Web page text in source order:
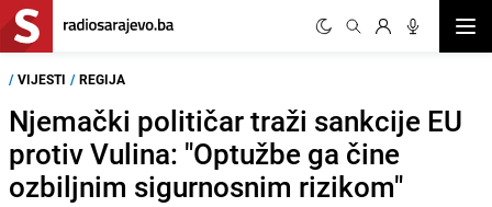
/ VIJESTI / REGIJA
Njemački političar traži sankcije EU
protiv Vulina: "Optužbe ga čine
ozbiljnim sigurnosnim rizikom"